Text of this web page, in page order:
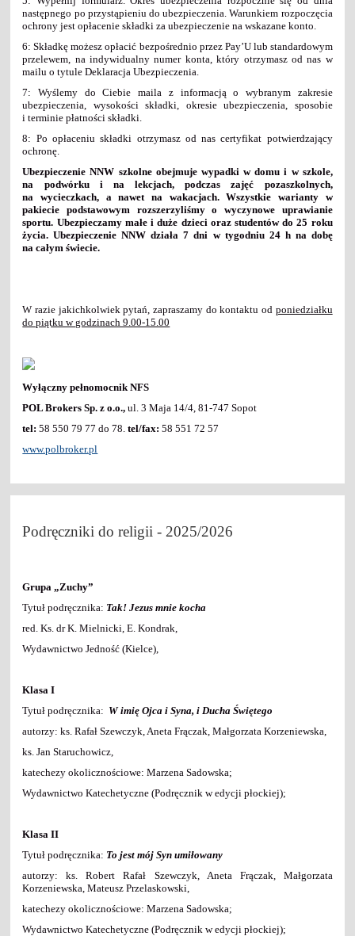
następnego po przystąpieniu do ubezpieczenia. Warunkiem rozpoczęcia
ochrony jest opłacenie składki za ubezpieczenie na wskazane konto.
6: Składkę możesz opłacić bezpośrednio przez Pay’U lub standardowym
przelewem, na indywidualny numer konta, który otrzymasz od nas w
mailu o tytule Deklaracja Ubezpieczenia.
7: Wyślemy do Ciebie maila z informacją o wybranym zakresie
ubezpieczenia, wysokości składki, okresie ubezpieczenia, sposobie
i terminie płatności składki.
8: Po opłaceniu składki otrzymasz od nas certyfikat potwierdzający
ochronę.
Ubezpieczenie NNW szkolne obejmuje wypadki w domu i w szkole,
na podwórku i na lekcjach, podczas zajęć pozaszkolnych,
na wycieczkach, a nawet na wakacjach. Wszystkie warianty w
pakiecie podstawowym rozszerzyliśmy o wyczynowe uprawianie
sportu. Ubezpieczamy małe i duże dzieci oraz studentów do 25 roku
życia. Ubezpieczenie NNW działa 7 dni w tygodniu 24 h na dobę
na całym świecie.
W razie jakichkolwiek pytań, zapraszamy do kontaktu od poniedziałku
do piątku w godzinach 9.00-15.00
Wyłączny pełnomocnik NFS
POL Brokers Sp. z o.o.,ul. 3 Maja 14/4, 81-747 Sopot
tel:58 550 79 77 do 78.tel/fax:58 551 72 57
www.polbroker.pl
Podręczniki do religii - 2025/2026
Grupa „Zuchy”
Tytuł podręcznika: Tak! Jezus mnie kocha
red. Ks. dr K. Mielnicki, E. Kondrak,
Wydawnictwo Jedność (Kielce),
Klasa I
Tytuł podręcznika: W imię Ojca i Syna, i Ducha Świętego
autorzy: ks. Rafał Szewczyk, Aneta Frączak, Małgorzata Korzeniewska,
ks. Jan Staruchowicz,
katechezy okolicznościowe: Marzena Sadowska;
Wydawnictwo Katechetyczne (Podręcznik w edycji płockiej);
Klasa II
Tytuł podręcznika: To jest mój Syn umiłowany
autorzy: ks. Robert Rafał Szewczyk, Aneta Frączak, Małgorzata
Korzeniewska, Mateusz Przelaskowski,
katechezy okolicznościowe: Marzena Sadowska;
Wydawnictwo Katechetyczne (Podręcznik w edycji płockiej);